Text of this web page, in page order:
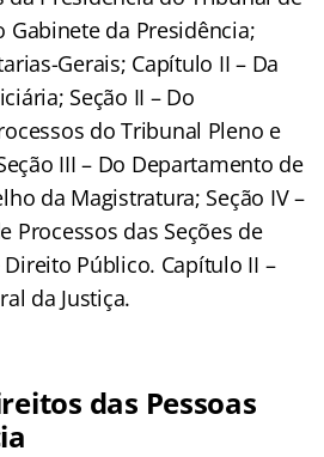
Gabinete da Presidência;
Gerais; Capítulo II – Da
Seção II – Do
do Tribunal Pleno e
III – Do Departamento de
da Magistratura; Seção IV –
Processos das Seções de
Público. Capítulo II –
da Justiça.
das Pessoas